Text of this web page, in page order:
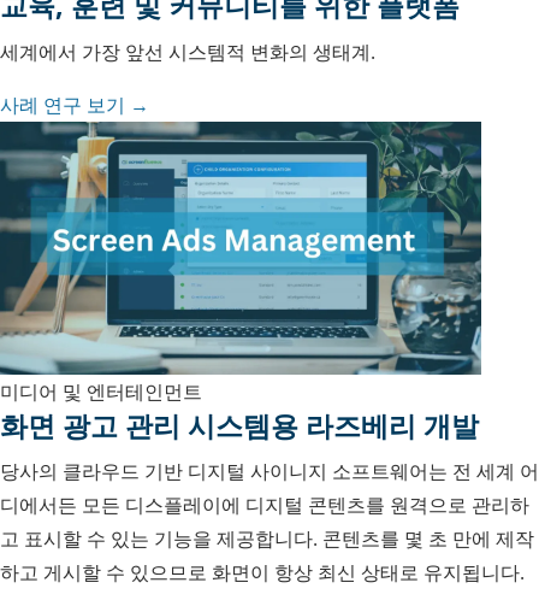
세계에서 가장 앞선 시스템적 변화의 생태계.
사례 연구 보기 →
미디어 및 엔터테인먼트
화면 광고 관리 시스템용 라즈베리 개발
당사의 클라우드 기반 디지털 사이니지 소프트웨어는 전 세계 어
디에서든 모든 디스플레이에 디지털 콘텐츠를 원격으로 관리하
고 표시할 수 있는 기능을 제공합니다. 콘텐츠를 몇 초 만에 제작
하고 게시할 수 있으므로 화면이 항상 최신 상태로 유지됩니다.